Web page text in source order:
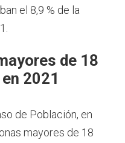
el 8,9 % de la
de 18
2021
de Población, en
mayores de 18